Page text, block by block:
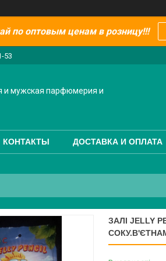
по оптовым ценам в розницу!!!
53
и мужская парфюмерия и
КОНТАКТЫ ДОСТАВКА И ОПЛАТА
ЗАЛІ JELLY